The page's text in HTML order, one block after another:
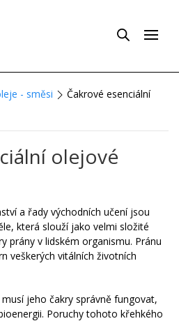
- směsi
Čakrové esenciální
olejové
a řady východních učení jsou
která slouží jako velmi složité
prány v lidském organismu. Pránu
veškerých vitálních životních
jeho čakry správně fungovat,
Poruchy tohoto křehkého